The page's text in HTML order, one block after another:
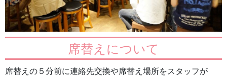
席替えについて
席替えの５分前に連絡先交換や席替え場所をスタッフが